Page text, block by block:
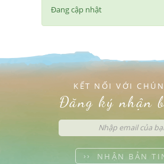
Đang cập nhật
KẾT NỐI VỚI
Đăng ký nhận
NHẬN BẢN